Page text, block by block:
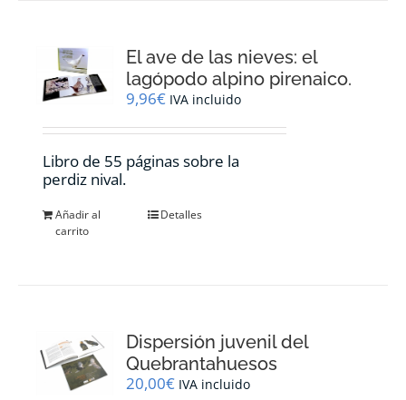
El ave de las nieves: el
lagópodo alpino pirenaico.
9,96€ IVA incluido
Libro de 55 páginas sobre la
perdiz nival.
Añadir al
carrito
Detalles
Dispersión juvenil del
Quebrantahuesos
20,00€ IVA incluido